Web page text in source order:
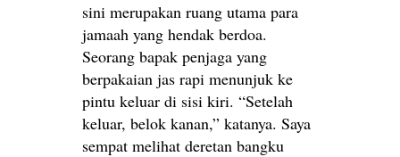
sini merupakan ruang utama para
jamaah yang hendak berdoa.
Seorang bapak penjaga yang
berpakaian jas rapi menunjuk ke
pintu keluar di sisi kiri. “Setelah
keluar, belok kanan,” katanya. Saya
sempat melihat deretan bangku